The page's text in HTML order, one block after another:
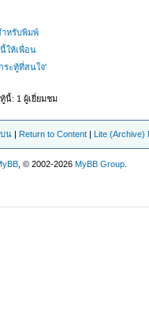
หรับพิมพ์
ให้เพื่อน
ระทู้ที่สนใจ'
นี้: 1 ผู้เยี่ยมชม
น | Return to Content | Lite (Archive)
, © 2002-2026MyBB Group